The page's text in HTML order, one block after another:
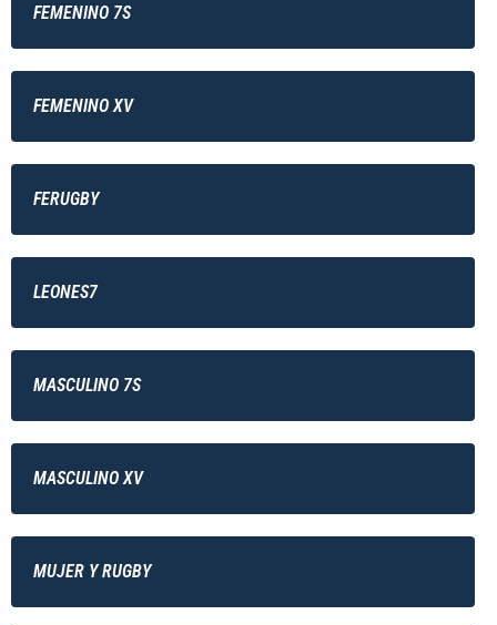
FEMENINO 7S
FEMENINO XV
FERUGBY
LEONES7
MASCULINO 7S
MASCULINO XV
MUJER Y RUGBY